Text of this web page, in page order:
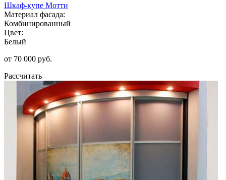
Шкаф-купе Мотти
Материал фасада:
Комбинированный
Цвет:
Белый
от 70 000 руб.
Рассчитать